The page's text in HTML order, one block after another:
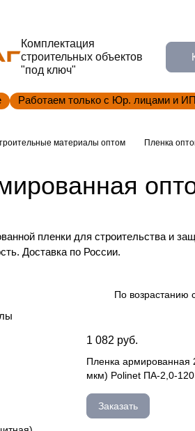
Комплектация
строительных объектов
"под ключ"
Работаем только с Юр. лицами и ИП
материалы оптом Пленка
пленки для строительства и
Доставка по России.
По возрастанию
1 082 руб.
Пленка армированная
мкм) Polinet ПА-2,0-120
Заказать